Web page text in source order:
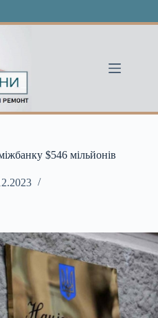
$546 мільйонів